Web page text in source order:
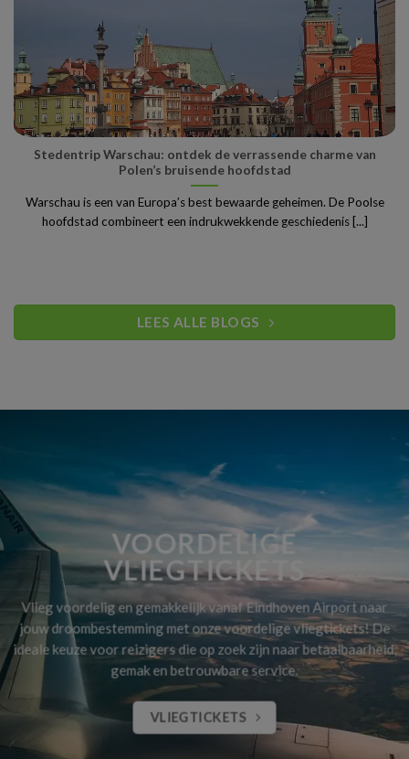
Stedentrip Warschau: ontdek de verrassende charme van
Polen’s bruisende hoofdstad
Warschau is een van Europa’s best bewaarde geheimen. De Poolse
hoofdstad combineert een indrukwekkende geschiedenis [...]
LEES ALLE BLOGS
VOORDELIGE
VLIEGTICKETS
Vlieg voordelig en gemakkelijk vanaf Eindhoven Airport naar
jouw droombestemming met onze voordelige vliegtickets! De
ideale keuze voor reizigers die op zoek zijn naar betaalbaarheid,
gemak en betrouwbare service.
VLIEGTICKETS